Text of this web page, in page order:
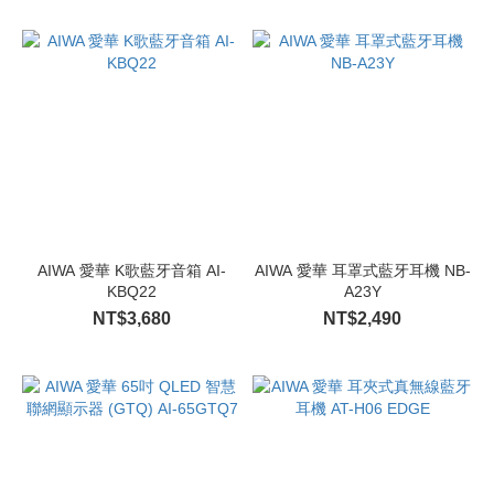
AIWA 愛華 K歌藍牙音箱 AI-
KBQ22
NT$3,680
AIWA 愛華 耳罩式藍牙耳機 NB-
A23Y
NT$2,490